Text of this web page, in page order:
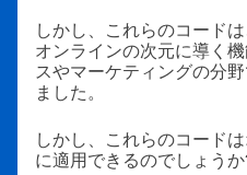
しかし、これらのコード
オンラインの次元に導く
スやマーケティングの分
ました。
しかし、これらのコード
に適用できるのでしょう